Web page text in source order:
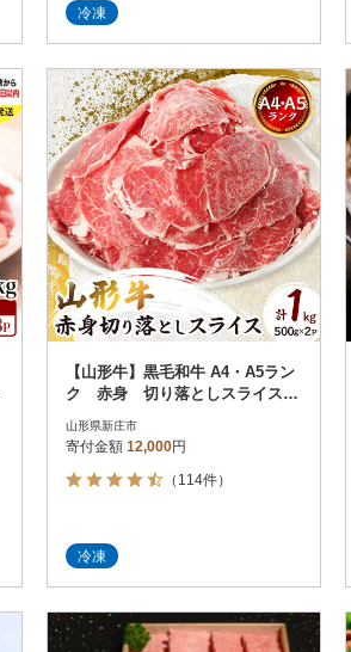
冷凍
【山形牛】黒毛和牛 A4・A5ラン
ク 赤身 切り落としスライス
山形県新庄市
寄付金額 12,000円
（114件）
冷凍